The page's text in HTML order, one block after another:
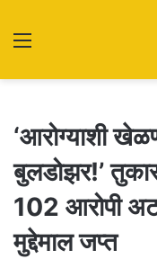
‘आरोग्याशी
बुलडोझर!’
102 आरोपी
मुद्देमाल जप्त